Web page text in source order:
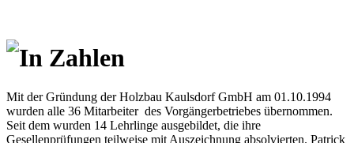
In Zahlen
Mit der Gründung der Holzbau Kaulsdorf GmbH am 01.10.1994
wurden alle 36 Mitarbeiter des Vorgängerbetriebes übernommen.
Seit dem wurden 14 Lehrlinge ausgebildet, die ihre
Gesellenprüfungen teilweise mit Auszeichnung absolvierten. Patrick